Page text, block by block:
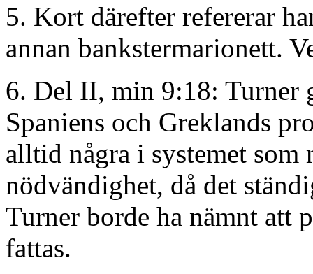
5. Kort därefter refererar
annan bankstermarionett.
6. Del II, min 9:18: Turner
Spaniens och Greklands
alltid några i systemet som
nödvändighet, då det
Turner borde ha nämnt att
fattas.